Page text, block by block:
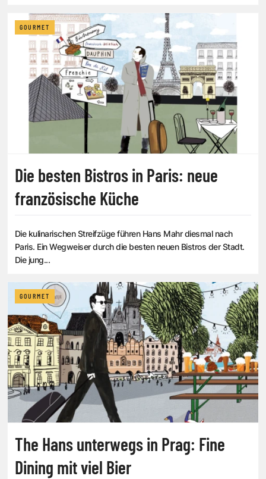
GOURMET
Die besten Bistros in Paris: neue
französische Küche
Die kulinarischen Streifzüge führen Hans Mahr diesmal nach
Paris. Ein Wegweiser durch die besten neuen Bistros der Stadt.
Die jung...
GOURMET
The Hans unterwegs in Prag: Fine
Dining mit viel Bier